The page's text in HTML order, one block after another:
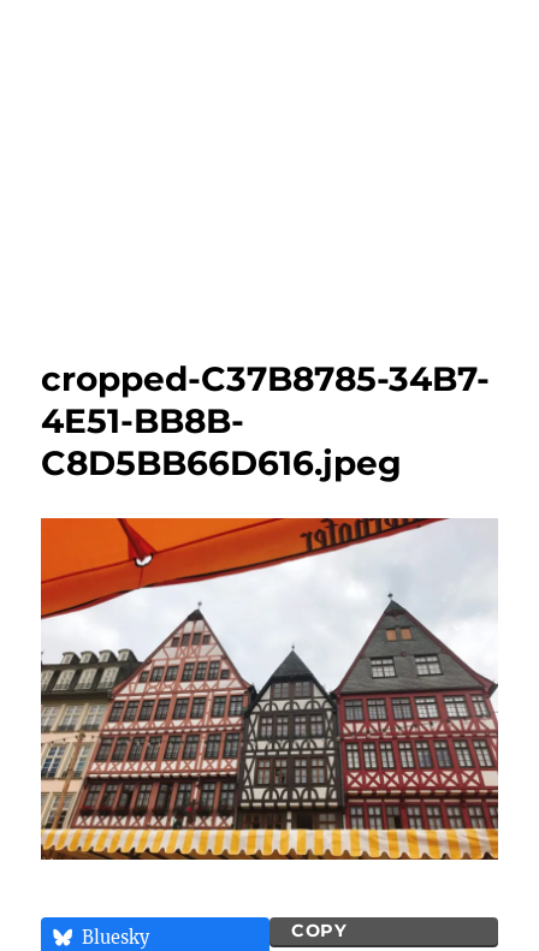
cropped-C37B8785-34B7-
4E51-BB8B-
C8D5BB66D616.jpeg
Bluesky COPY